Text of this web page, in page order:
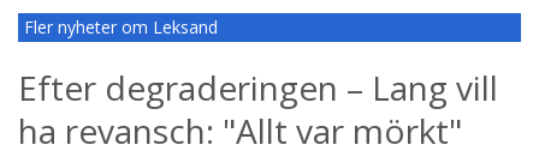
Fler nyheter om Leksand
Efter degraderingen – Lang vill
ha revansch: "Allt var mörkt"